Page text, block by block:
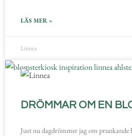
LÄS MER »
Linnea
DRÖMMAR OM EN
Just nu dagdrömmer jag om